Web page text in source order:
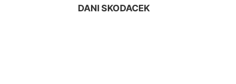
DANI SKODACEK